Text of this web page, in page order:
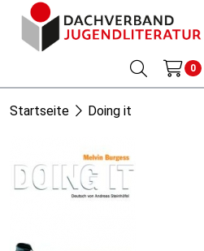
0
Startseite Doing it